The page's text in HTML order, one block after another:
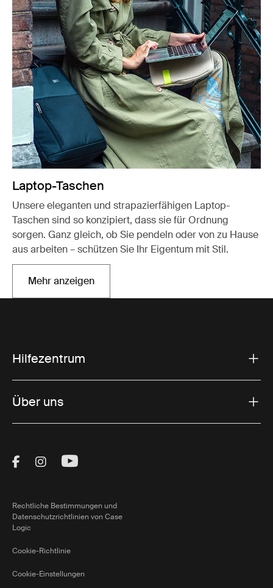
Laptop-Taschen
Unsere eleganten und strapazierfähigen Laptop-
Taschen sind so konzipiert, dass sie für Ordnung
sorgen. Ganz gleich, ob Sie pendeln oder von zu Hause
aus arbeiten – schützen Sie Ihr Eigentum mit Stil.
Mehr anzeigenWird in einer neuen Registerkarte geöffnet
Hilfezentrum
Über uns
Visit Thule on Facebook (external link)
Visit Thule on Instagram (external link)
Visit Thule on Youtube (external
Rechtliche Bestimmungen und
Datenschutzrichtlinien von Case
Logic
Cookie-Richtlinie
Cookie-Einstellungen